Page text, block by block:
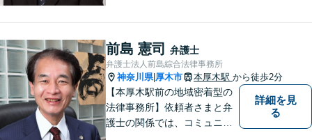
前島 憲司 弁護士
弁護士法人前島綜合法律事務所
神奈川県| 厚木市 本厚木駅 から徒歩2分
【本厚木駅前の地域密着型の
法律事務所】依頼者さまと弁
護士の関係では、コミュニケ
詳細を見
る